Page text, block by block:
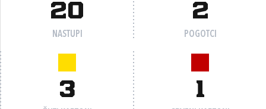
20
NASTUPI
2
POGOTCI
3 1